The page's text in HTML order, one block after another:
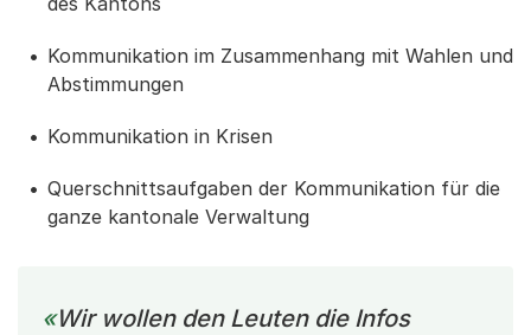
Kommunikation im Zusammenhang mit Wahlen und
Abstimmungen
Kommunikation in Krisen
Querschnittsaufgaben der Kommunikation für die
ganze kantonale Verwaltung
Wir wollen den Leuten die Infos